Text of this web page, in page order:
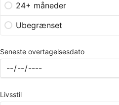
24+ måneder
Ubegrænset
Seneste overtagelsesdato
Livsstil